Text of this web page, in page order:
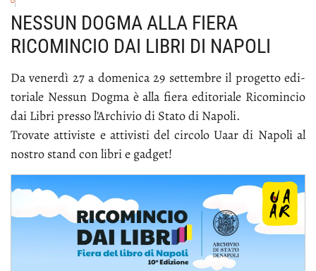
NESSUN DOGMA ALLA FIERA
RICOMINCIO DAI LIBRI DI NAPOLI
Da ve­ner­dì 27 a do­me­ni­ca 29 set­tem­bre il pro­get­to edi­
to­ria­le Nes­sun Dog­ma è al­la fie­ra edi­to­ria­le Ri­co­min­cio
dai Li­bri pres­so l’Ar­chi­vio di Sta­to di Na­po­li.
Tro­va­te at­ti­vi­ste e at­ti­vi­sti del cir­co­lo Uaar di Na­po­li al
no­stro stand con li­bri e gad­get!